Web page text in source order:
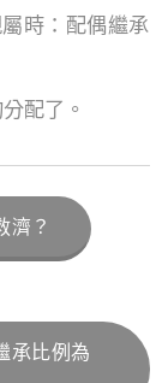
時：配偶繼承
配了。
濟？
承比例為